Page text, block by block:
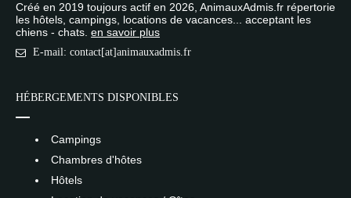
Créé en 2019 toujours actif en 2026, AnimauxAdmis.fr répertorie
les hôtels, campings, locations de vacances... acceptant les
chiens - chats. en savoir plus
E-mail: contact[at]animauxadmis.fr
HÉBERGEMENTS DISPONIBLES
Campings
Chambres d'hôtes
Hôtels